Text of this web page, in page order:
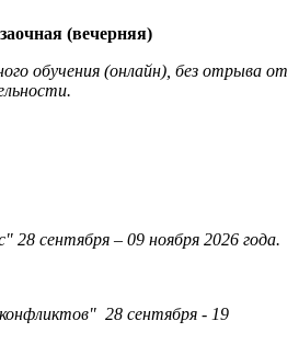
(вечерняя)
обучения (онлайн), без отрыва от
28 сентября – 09 ноября 2026 года.
28 сентября - 19